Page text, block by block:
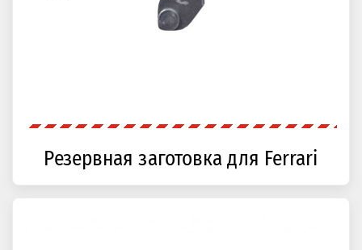
Резервная заготовка для Ferrari